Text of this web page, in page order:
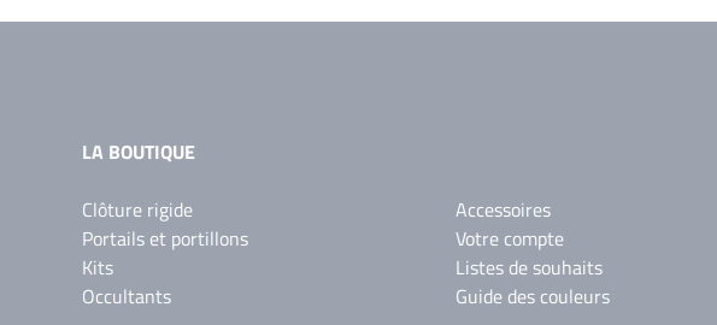
LA BOUTIQUE
Clôture rigide
Portails et portillons
Kits
Occultants
Accessoires
Votre compte
Listes de souhaits
Guide des couleurs